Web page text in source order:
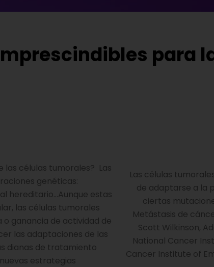
para
Las células
de adaptarse a la
ciertas
Metástasis de
Scott Wilkinson,
National Cancer
Cancer Institute of
las células tumorales? Las
genéticas:
hereditario…Aunque estas
las células tumorales
ganancia de actividad de
las adaptaciones de las
dianas de tratamiento
estrategias